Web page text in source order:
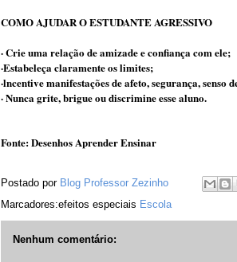
COMO AJUDAR O ESTUDANTE AGRESSIVO
· Crie uma relação de amizade e confiança com ele;
·Estabeleça claramente os limites;
·lncentive manifestações de afeto, segurança, senso
· Nunca grite, brigue ou discrimine esse aluno.
Fonte: Desenhos Aprender Ensinar
Postado por Blog Professor Zezinho
Marcadores:efeitos especiais Escola
Nenhum comentário: